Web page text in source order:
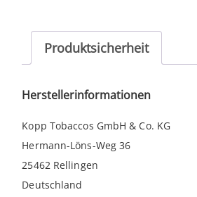
MengeProduktsicherheit
Herstellerinformationen
Kopp Tobaccos GmbH & Co. KG
Hermann-Löns-Weg 36
25462 Rellingen
Deutschland